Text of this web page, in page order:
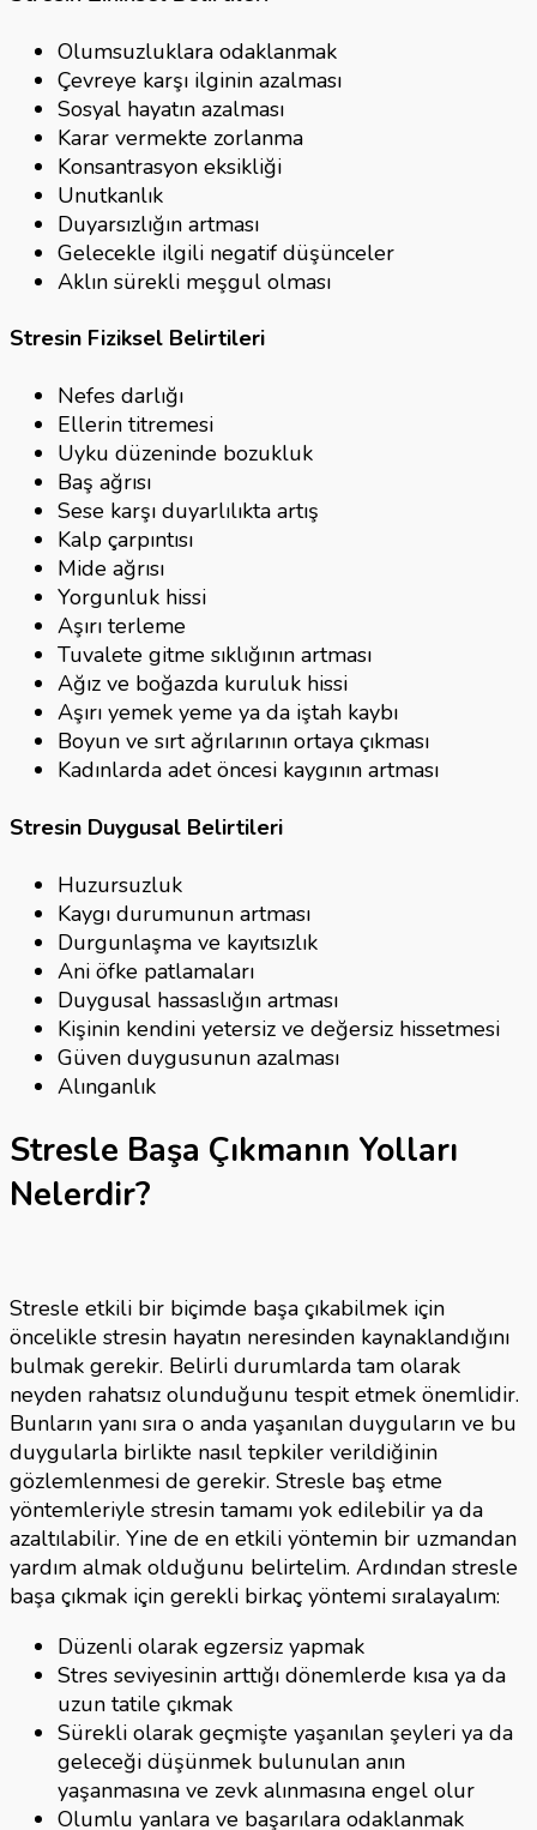
Olumsuzluklara odaklanmak
Çevreye karşı ilginin azalması
Sosyal hayatın azalması
Karar vermekte zorlanma
Konsantrasyon eksikliği
Unutkanlık
Duyarsızlığın artması
Gelecekle ilgili negatif düşünceler
Aklın sürekli meşgul olması
Stresin Fiziksel Belirtileri
Nefes darlığı
Ellerin titremesi
Uyku düzeninde bozukluk
Baş ağrısı
Sese karşı duyarlılıkta artış
Kalp çarpıntısı
Mide ağrısı
Yorgunluk hissi
Aşırı terleme
Tuvalete gitme sıklığının artması
Ağız ve boğazda kuruluk hissi
Aşırı yemek yeme ya da iştah kaybı
Boyun ve sırt ağrılarının ortaya çıkması
Kadınlarda adet öncesi kaygının artması
Stresin Duygusal Belirtileri
Huzursuzluk
Kaygı durumunun artması
Durgunlaşma ve kayıtsızlık
Ani öfke patlamaları
Duygusal hassaslığın artması
Kişinin kendini yetersiz ve değersiz hissetmesi
Güven duygusunun azalması
Alınganlık
Stresle Başa Çıkmanın Yolları
Nelerdir?
Stresle etkili bir biçimde başa çıkabilmek için
öncelikle stresin hayatın neresinden kaynaklandığını
bulmak gerekir. Belirli durumlarda tam olarak
neyden rahatsız olunduğunu tespit etmek önemlidir.
Bunların yanı sıra o anda yaşanılan duyguların ve bu
duygularla birlikte nasıl tepkiler verildiğinin
gözlemlenmesi de gerekir. Stresle baş etme
yöntemleriyle stresin tamamı yok edilebilir ya da
azaltılabilir. Yine de en etkili yöntemin bir uzmandan
yardım almak olduğunu belirtelim. Ardından stresle
başa çıkmak için gerekli birkaç yöntemi sıralayalım:
Düzenli olarak egzersiz yapmak
Stres seviyesinin arttığı dönemlerde kısa ya da
uzun tatile çıkmak
Sürekli olarak geçmişte yaşanılan şeyleri ya da
geleceği düşünmek bulunulan anın
yaşanmasına ve zevk alınmasına engel olur
Olumlu yanlara ve başarılara odaklanmak